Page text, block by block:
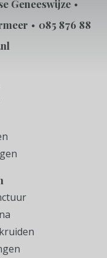
Geneeswijze
085 876 88